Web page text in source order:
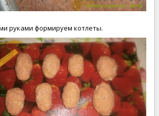
руками формируем котлеты.